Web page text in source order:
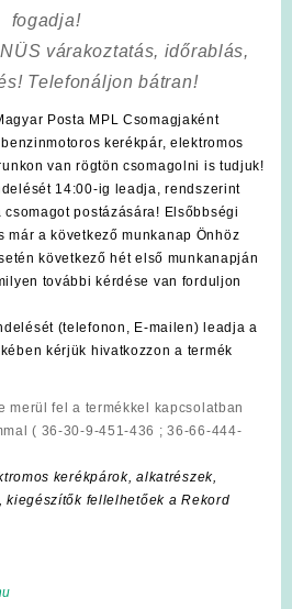
fogadja!
várakoztatás, időrablás,
Telefonáljon bátran!
Posta MPL Csomagjaként
kerékpár, elektromos
van rögtön csomagolni is tudjuk!
14:00-ig leadja, rendszerint
postázására! Elsőbbségi
már a következő munkanap Önhöz
következő hét első munkanapján
további kérdése van forduljon
(telefonon, E-mailen) leadja a
kérjük hivatkozzon a termék
merül fel a termékkel kapcsolatban
( 36-30-9-451-436 ; 36-66-444-
kerékpárok, alkatrészek,
kiegészítők fellelhetőek a Rekord